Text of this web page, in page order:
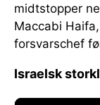
midtstopper
Maccabi
forsvarschef
Israelsk